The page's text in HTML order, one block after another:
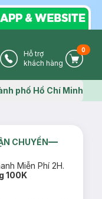
IconPhone Icon
Hỗ trợ
khách hàng
Cart
0
icon
phố Hồ Chí Minh
CHUYỂN
Miễn Phí 2H.
100K